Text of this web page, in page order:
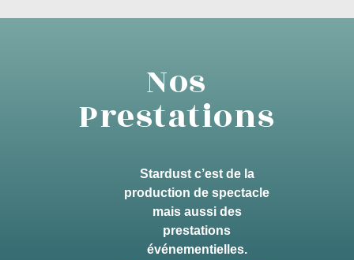
Nos
Prestations
Stardust c’est de la
production de spectacle
mais aussi des
prestations
événementielles.